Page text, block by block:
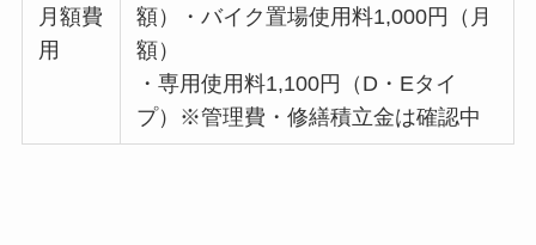
月額費
用
額）・バイク置場使用料1,000円（月
額）
・専用使用料1,100円（D・Eタイ
プ）※管理費・修繕積立金は確認中